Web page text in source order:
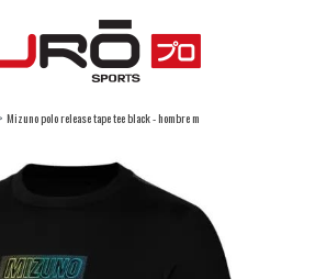
Mizuno polo release tape tee black - hombre m